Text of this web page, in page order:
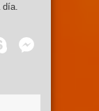
día.
Skype